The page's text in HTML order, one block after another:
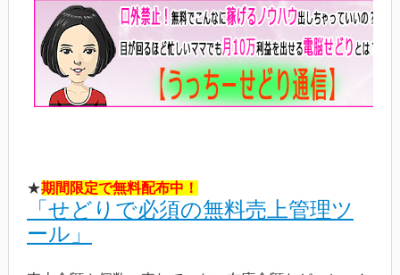
★期間限定で無料配布中！
「せどりで必須の無料売上管理ツ
ール」